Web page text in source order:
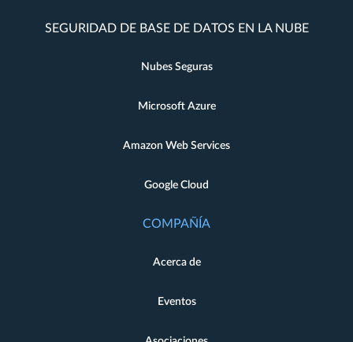
SEGURIDAD DE BASE DE DATOS EN LA NUBE
Nubes Seguras
Microsoft Azure
Amazon Web Services
Google Cloud
COMPAÑÍA
Acerca de
Eventos